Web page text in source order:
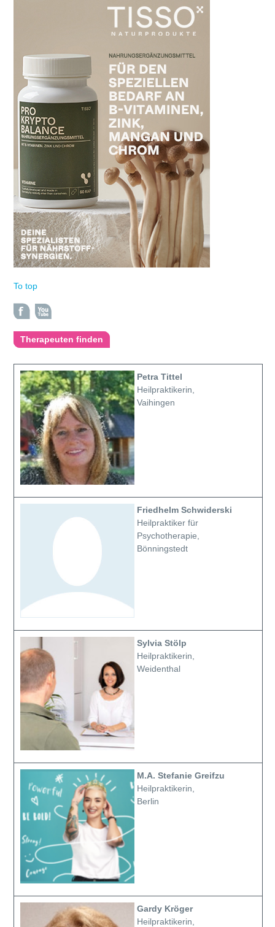
To top
Therapeuten finden
Petra Tittel
Heilpraktikerin,
Vaihingen
Friedhelm Schwiderski
Heilpraktiker für
Psychotherapie,
Bönningstedt
Sylvia Stölp
Heilpraktikerin,
Weidenthal
M.A. Stefanie Greifzu
Heilpraktikerin,
Berlin
Gardy Kröger
Heilpraktikerin,